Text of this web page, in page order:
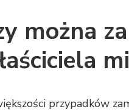
można
przypadków